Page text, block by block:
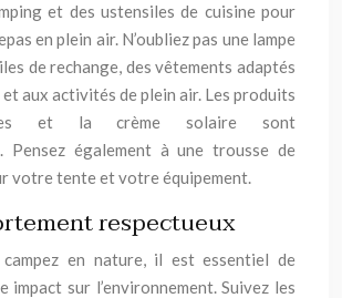
et des ustensiles de cuisine pour
en plein air. N’oubliez pas une lampe
de rechange, des vêtements adaptés
aux activités de plein air. Les produits
et la crème solaire sont
Pensez également à une trousse de
votre tente et votre équipement.
respectueux
campez en nature, il est essentiel de
impact sur l’environnement. Suivez les